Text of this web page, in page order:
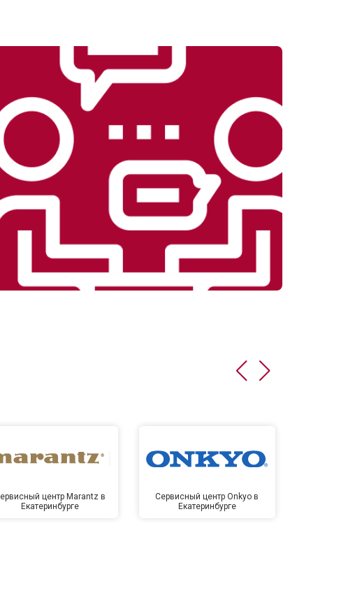
центр Marantz в
Екатеринбурге
Сервисный центр Onkyo в
Екатеринбурге